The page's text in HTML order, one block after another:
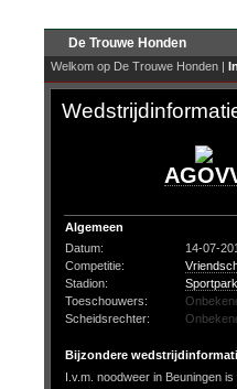
De Trouwe Honden
Welkom op De Trouwe Honden |
Algemeen
Datum:
14-07-
Competitie:
Stadion:
Toeschouwers:
Scheidsrechter:
Bijzondere
I.v.m. noodweer in Beuningen